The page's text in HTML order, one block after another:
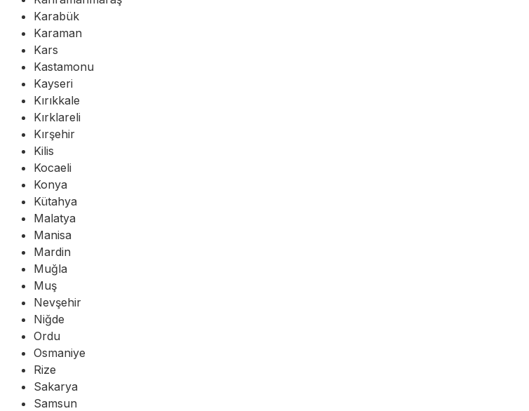
Karabük
Karaman
Kars
Kastamonu
Kayseri
Kırıkkale
Kırklareli
Kırşehir
Kilis
Kocaeli
Konya
Kütahya
Malatya
Manisa
Mardin
Muğla
Muş
Nevşehir
Niğde
Ordu
Osmaniye
Rize
Sakarya
Samsun